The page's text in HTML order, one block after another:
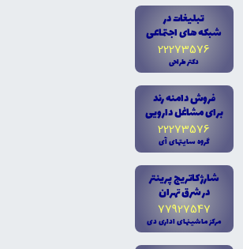
تبليغات در
شبکه هاى اجتماعى
22273576
دکتر طراحى
فروش دامنه رند
براى مشاغل دارويى
22273576
گروه سايتهاى آى
شارژ کاتريج پرينتر
در شرق تهران
77927547
مرکز ماشينهاى ادارى دى